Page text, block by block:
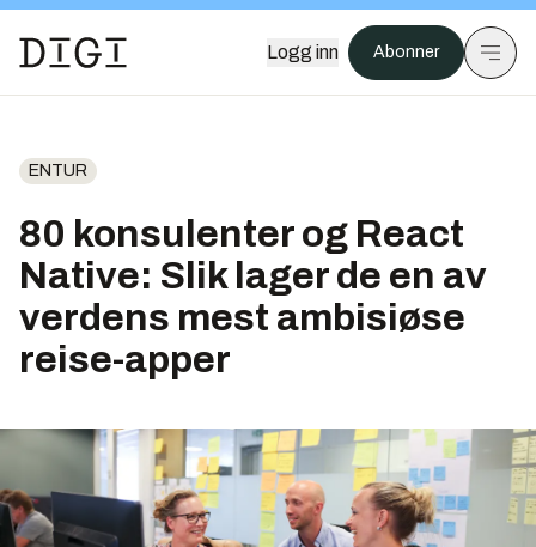
Logg inn Abonner
ENTUR
80 konsulenter og React
Native: Slik lager de en av
verdens mest ambisiøse
reise-apper